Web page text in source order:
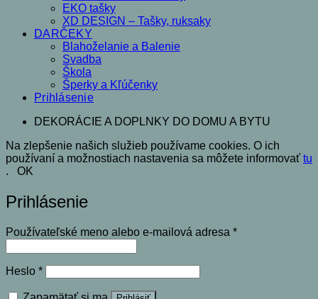
EKO tašky
XD DESIGN – Tašky, ruksaky
DARČEKY
Blahoželanie a Balenie
Svadba
Škola
Šperky a Kľúčenky
Prihlásenie
DEKORÁCIE A DOPLNKY DO DOMU A BYTU
Na zlepšenie našich služieb používame cookies. O ich
používaní a možnostiach nastavenia sa môžete informovať tu
. OK
Prihlásenie
Používateľské meno alebo e-mailová adresa *Povinné
Heslo *Povinné